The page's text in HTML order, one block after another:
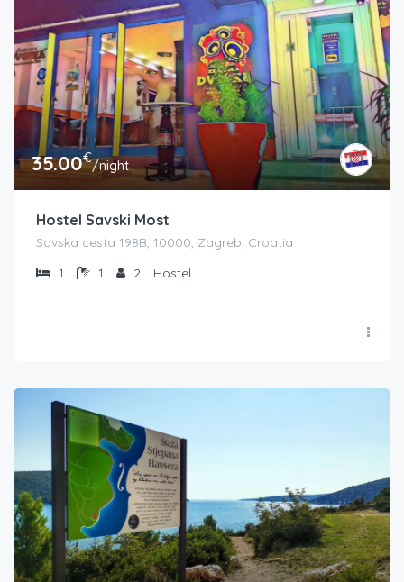
35.00€/night
Hostel Savski Most
Savska cesta 198B, 10000, Zagreb, Croatia
1
1 2 Hostel